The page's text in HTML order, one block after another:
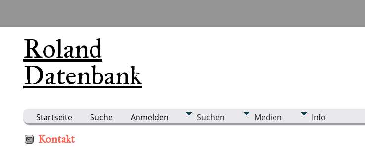
Roland
Datenbank
Startseite Suche Anmelden Suchen Medien Info
Kontakt